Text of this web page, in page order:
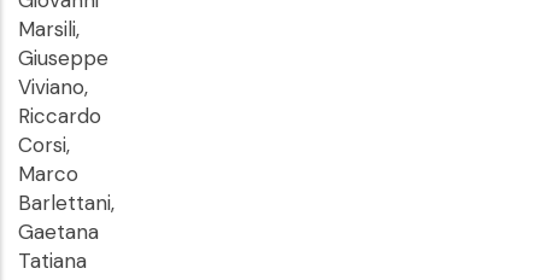
Marsili,
Giuseppe
Viviano,
Riccardo
Corsi,
Marco
Barlettani,
Gaetana
Tatiana